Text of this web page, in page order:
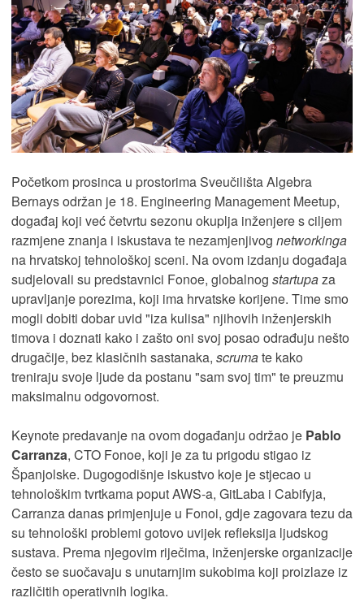
Početkom prosinca u prostorima Sveučilišta Algebra
Bernays održan je 18. Engineering Management Meetup,
događaj koji već četvrtu sezonu okuplja inženjere s ciljem
razmjene znanja i iskustava te nezamjenjivog networkinga
na hrvatskoj tehnološkoj sceni. Na ovom izdanju događaja
sudjelovali su predstavnici Fonoe, globalnog startupaza
upravljanje porezima, koji ima hrvatske korijene. Time smo
mogli dobiti dobar uvid "iza kulisa" njihovih inženjerskih
timova i doznati kako i zašto oni svoj posao odrađuju nešto
drugačije, bez klasičnih sastanaka, scrumate kako
treniraju svoje ljude da postanu "sam svoj tim" te preuzmu
maksimalnu odgovornost.
Keynote predavanje na ovom događanju održao je Pablo
Carranza, CTO Fonoe, koji je za tu prigodu stigao iz
Španjolske. Dugogodišnje iskustvo koje je stjecao u
tehnološkim tvrtkama poput AWS-a, GitLaba i Cabifyja,
Carranza danas primjenjuje u Fonoi, gdje zagovara tezu da
su tehnološki problemi gotovo uvijek refleksija ljudskog
sustava. Prema njegovim riječima, inženjerske organizacije
često se suočavaju s unutarnjim sukobima koji proizlaze iz
različitih operativnih logika.